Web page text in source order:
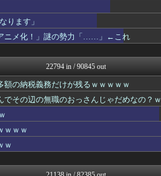
不思議.net - 5ch...
わんこーる速報！
大艦巨砲主義！
痛いニュース(ﾉ∀`)
資格ちゃんねる
なんJ PRIDE
ウマ娘まとめ速報うまろぐ
スターライト速報 -遊戯王...
コンテンツ・声優 | ラブ...
ぐら速 -声優まとめ速報-
ります」
ニメ化！」謎の勢力「……」←これ
22794 in / 90845 out
額の納税義務だけが残るｗｗｗｗｗ
その辺の無職のおっさんじゃだめなの？
ｗｗｗ
ｗ